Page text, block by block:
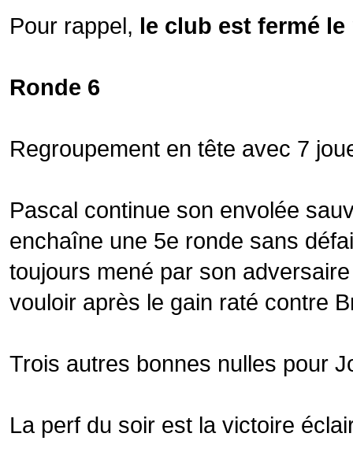
Pour rappel, le club est fermé
Ronde 6
Regroupement en tête avec 7
Pascal continue son envolée
enchaîne une 5e ronde sans
toujours mené par son
vouloir après le gain raté contre
Trois autres bonnes nulles pour
La perf du soir est la victoire